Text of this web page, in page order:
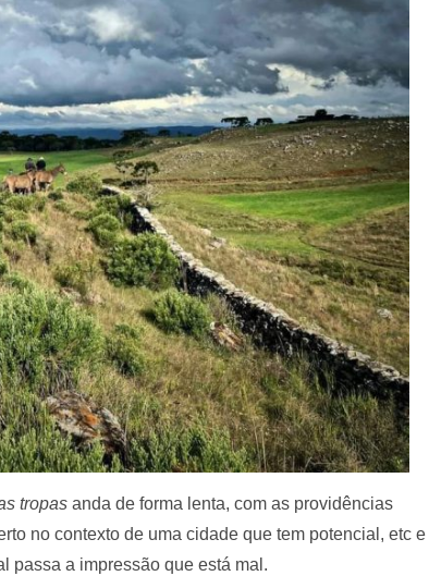
tropas anda de forma lenta, com as providências
no contexto de uma cidade que tem potencial, etc e
passa a impressão que está mal.